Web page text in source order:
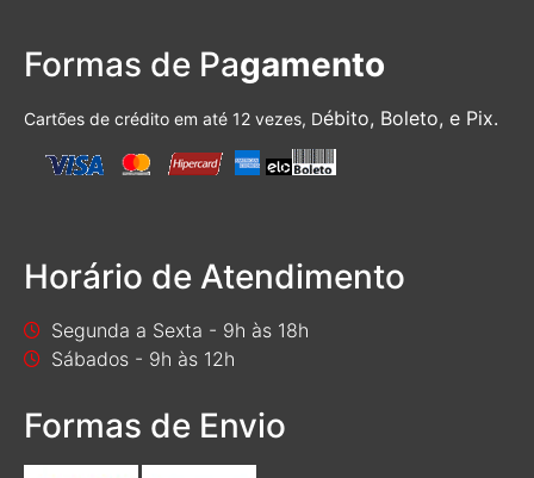
Formas de Pagamento
Cartões de crédito em até 12 vezes, Débito, Boleto, e Pix.
Horário de Atendimento
Segunda a Sexta - 9h às 18h
Sábados - 9h às 12h
Formas de Envio